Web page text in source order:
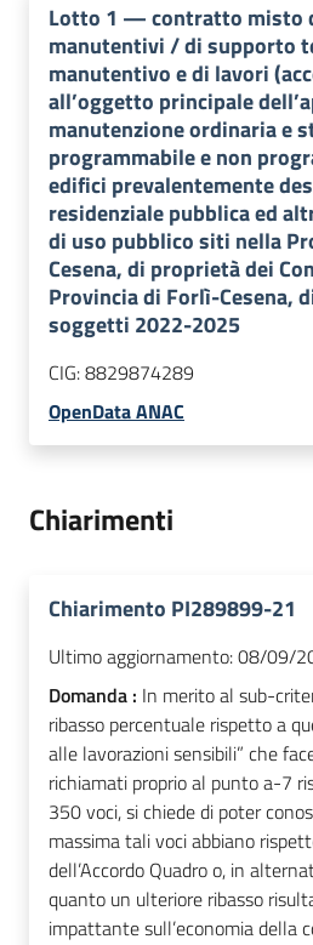
Lotto 1 —contratto misto
manutentivi / di supporto
manutentivo e di lavori
all’oggetto principale
manutenzione ordinaria e
programmabile e non
edifici prevalentemente
residenziale pubblica ed
di uso pubblico siti nella
Cesena, di proprietà dei
Provincia di Forlì-Cesena,
soggetti 2022-2025
CIG:8829874289
OpenData ANAC
Chiarimenti
Chiarimento PI289899-21
Ultimo aggiornamento:08/09/
Domanda : In merito al sub-
ribasso percentuale rispetto a
alle lavorazioni sensibili” che
richiamati proprio al punto a-7
350 voci, si chiede di poter
massima tali voci abbiano
dell’Accordo Quadro o, in
quanto un ulteriore ribasso
impattante sull’economia della